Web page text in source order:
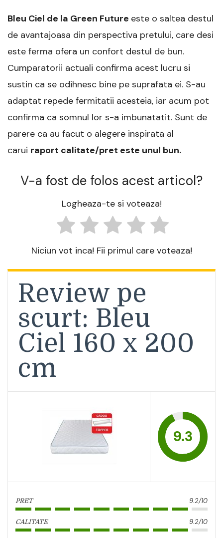
Bleu Ciel de la Green Future este o saltea destul
de avantajoasa din perspectiva pretului, care desi
este ferma ofera un confort destul de bun.
Cumparatorii actuali confirma acest lucru si
sustin ca se odihnesc bine pe suprafata ei. S-au
adaptat repede fermitatii acesteia, iar acum pot
confirma ca somnul lor s-a imbunatatit. Sunt de
parere ca au facut o alegere inspirata al
carui raport calitate/pret este unul bun.
V-a fost de folos acest articol?
Logheaza-te si voteaza!
Niciun vot inca! Fii primul care voteaza!
Review pe
scurt: Bleu
Ciel 160 x 200
cm
9.3
PRET 9.2/10
CALITATE 9.2/10